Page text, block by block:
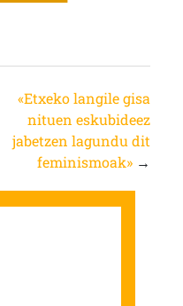
«Etxeko langile gisa
nituen eskubideez
jabetzen lagundu dit
feminismoak» →